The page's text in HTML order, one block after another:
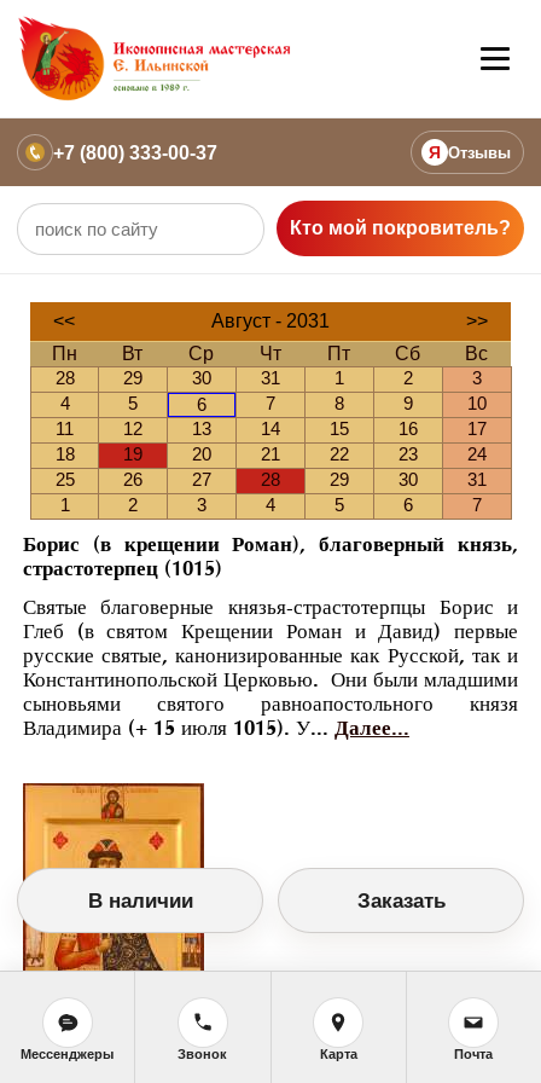
+7 (800) 333-00-37 Я Отзывы
Кто мой покровитель?
<< Август - 2031
>>
Пн
Вт Ср Чт Пт Сб
Вс
28
29 30 31 1 2
3
4
5 6 7 8 9
10
11
12 13 14 15 16
17
18
19 20 21 22 23
24
25
26 27 28 29 30
31
1
2 3 4 5 6 7
Борис (в крещении Роман), благоверный князь,
страстотерпец (1015)
Святые благоверные князья-страстотерпцы Борис и
Глеб (в святом Крещении Роман и Давид) первые
русские святые, канонизированные как Русской, так и
Константинопольской Церковью. Они были младшими
сыновьями святого равноапостольного князя
Владимира (+ 15 июля 1015). У... Далее...
В наличии Заказать
Мессенджеры Звонок Карта Почта